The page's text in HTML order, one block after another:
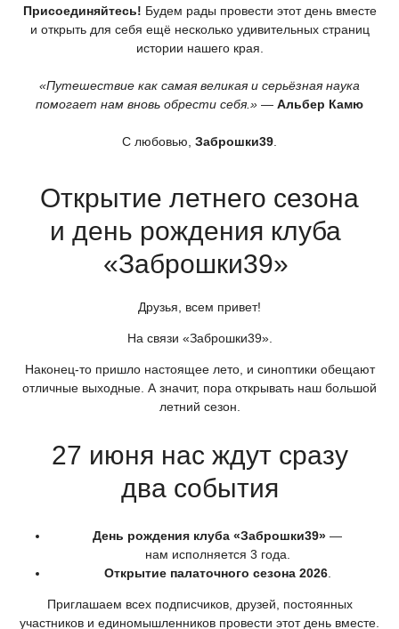
Присоединяйтесь! Будем рады провести этот день вместе
и открыть для себя ещё несколько удивительных страниц
истории нашего края.
«Путешествие как самая великая и серьёзная наука
помогает нам вновь обрести себя.» — Альбер Камю
С любовью, Заброшки39
Открытие летнего сезона
и день рождения клуба
«Заброшки39»
Друзья, всем привет!
На связи «Заброшки39».
Наконец-то пришло настоящее лето, и синоптики обещают
отличные выходные. А значит, пора открывать наш большой
летний сезон.
27 июня нас ждут сразу
два события
День рождения клуба «Заброшки39» —
нам исполняется 3 года.
Открытие палаточного сезона 2026.
Приглашаем всех подписчиков, друзей, постоянных
участников и единомышленников провести этот день вместе.